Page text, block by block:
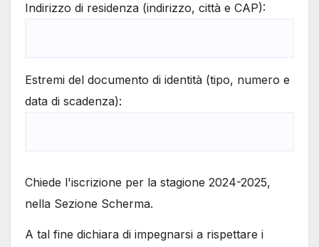
Indirizzo di residenza (indirizzo, città e CAP):
Estremi del documento di identità (tipo, numero e
data di scadenza):
Chiede l'iscrizione per la stagione 2024-2025,
nella Sezione Scherma.
A tal fine dichiara di impegnarsi a rispettare i